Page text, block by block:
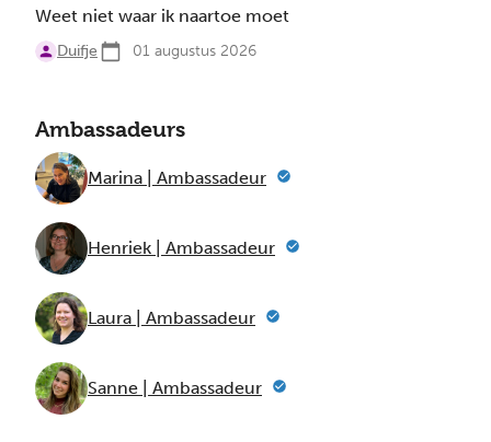
Weet niet waar ik naartoe moet
Duifje 01 augustus 2026
Ambassadeurs
Marina | Ambassadeur
Henriek | Ambassadeur
Laura | Ambassadeur
Sanne | Ambassadeur